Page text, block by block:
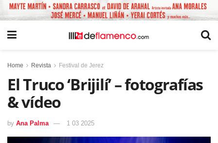
Home Revista Festival de Jerez
El Truco ‘Brijilí’ – fotografías
& vídeo
by Ana Palma 1 03 2025